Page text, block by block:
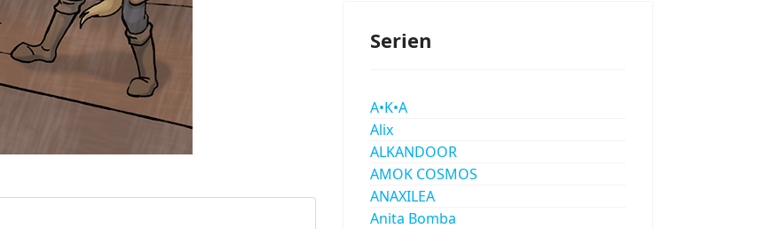
Serien
A•K•A
Alix
ALKANDOOR
AMOK COSMOS
ANAXILEA
Anita Bomba